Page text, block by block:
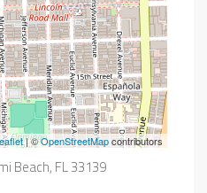
| ©OpenStreetMapcontributors
Beach, FL 33139